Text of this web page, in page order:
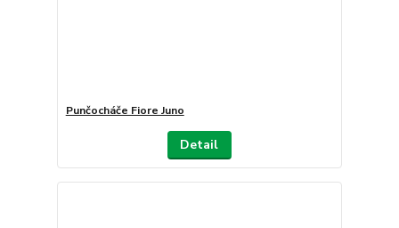
Punčocháče Fiore Juno
Detail